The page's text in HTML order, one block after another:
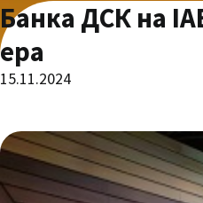
Банка ДСК на
ера
15.11.2024